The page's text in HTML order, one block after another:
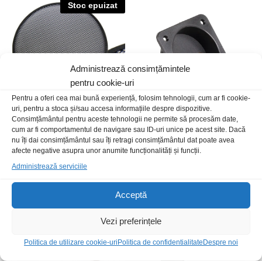
Administrează consimțămintele
pentru cookie-uri
Pentru a oferi cea mai bună experiență, folosim tehnologii, cum ar fi cookie-
uri, pentru a stoca și/sau accesa informațiile despre dispozitive.
Consimțământul pentru aceste tehnologii ne permite să procesăm date,
cum ar fi comportamentul de navigare sau ID-uri unice pe acest site. Dacă
nu îți dai consimțământul sau îți retragi consimțământul dat poate avea
afecte negative asupra unor anumite funcționalități și funcții.
Administrează serviciile
Acceptă
Vezi preferințele
Politica de utilizare cookie-uriPolitica de confidentialitateDespre noi
Stoc epuizat
Prot dif 8″ 20cm sita negru
6,00lei /Buc
Conector boxa 2borne
aurite+suport patrat
12,00lei /Buc